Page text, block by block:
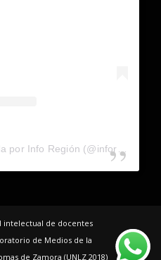
intelectual de docentes
de Medios de la
de Zamora (UNLZ 2018)